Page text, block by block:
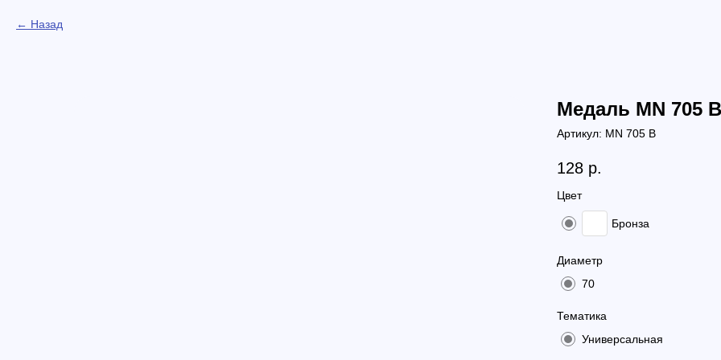
Назад
Медаль MN 705 B
Артикул: MN 705 B
128 р.
Цвет
Бронза
Диаметр
70
Тематика
Универсальная